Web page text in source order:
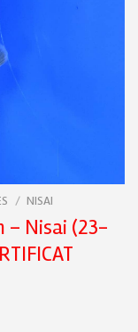
/ NISAI
– Nisai (23-